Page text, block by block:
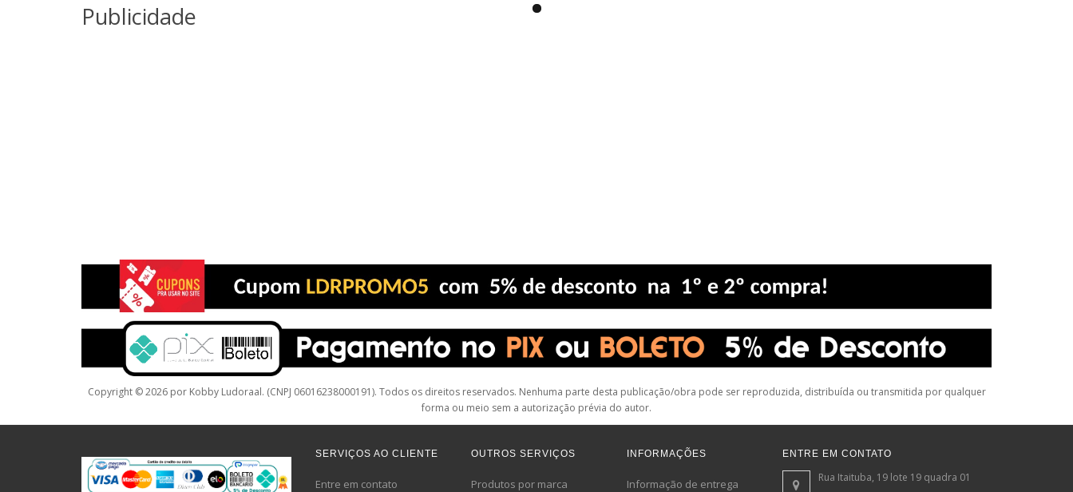
Publicidade
Copyright © 2026 por Kobby Ludoraal. (CNPJ 06016238000191). Todos os direitos reservados. Nenhuma parte desta publicação/obra pode ser reproduzida, distribuída ou transmitida por qualquer
forma ou meio sem a autorização prévia do autor.
SERVIÇOS AO CLIENTE
Entre em contato
OUTROS SERVIÇOS
Produtos por marca
INFORMAÇÕES
Informação de entrega
ENTRE EM CONTATO
Rua Itaituba, 19 lote 19 quadra 01